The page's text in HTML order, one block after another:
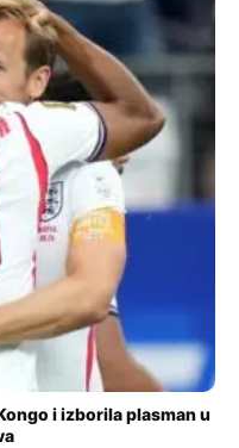
i izborila plasman u